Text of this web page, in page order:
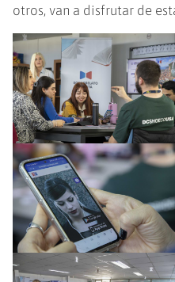
otros, van a disfrutar de